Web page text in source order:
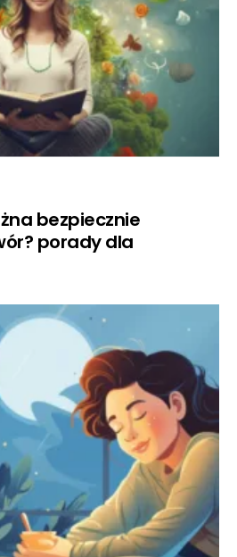
bezpiecznie
porady dla